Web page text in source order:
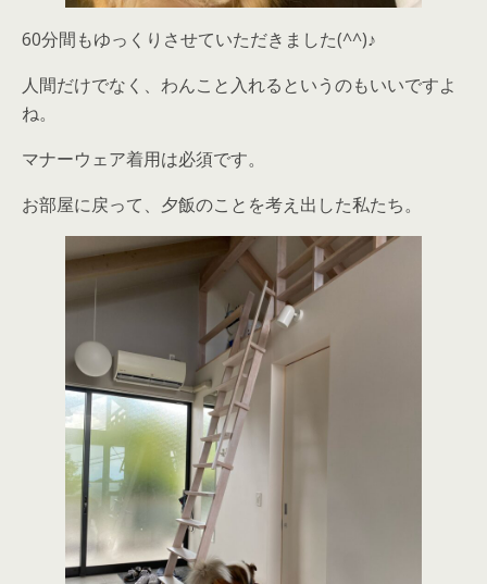
60分間もゆっくりさせていただきました(^^)♪
人間だけでなく、わんこと入れるというのもいいですよ
ね。
マナーウェア着用は必須です。
お部屋に戻って、夕飯のことを考え出した私たち。